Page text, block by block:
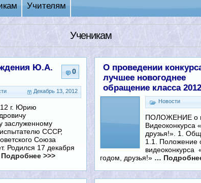
Учителям
Ученикам
0
Ю.А.
Декабрь 13, 2012
г. Юрию
заслуженному
испытателю СССР,
Союза
Родился 17 декабря
>>>
О проведении
лучшее новогоднее
обращение класса 2012
Новости
ПОЛОЖЕНИЕ о
Видеоконкурса
друзья!». 1.
1.1. Положение
видеоконкурса
годом, друзья!» …